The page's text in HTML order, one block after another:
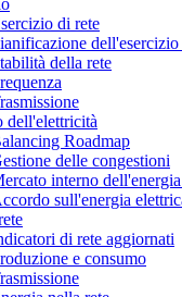
di rete
dell'esercizio
della rete
dell'elettricità
Roadmap
delle congestioni
interno
sull'energia
di rete aggiornati
e consumo